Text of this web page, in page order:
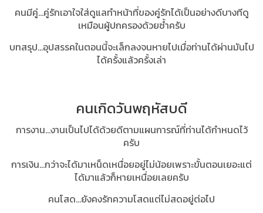
คนมีคู่...คู่รักเอาใจใส่ดูแลทำหน้าที่ของคู่รักได้เป็นอย่างดีบางทีดู
เหมือนผู้ปกครองด้วยซ้ำครับ
บทสรุป...อุปสรรคในตอนนี้จะเล็กลงจนหายไปเมื่อท่านได้ผ่านมันไป
ได้ครั้งแล้วครั้งเล่า
คนเกิดวันพฤหัสบดี
การงาน...งานเป็นไปได้ด้วยดีตามแผนการณ์ที่ท่านได้กำหนดไว้
ครับ
การเงิน...กว่าจะได้มาเหน็ดเหนื่อยอยู่ไม่น้อยเพราะขั้นตอนเยอะแต่
ได้มาแล้วก็หายเหนื่อยเลยครับ
คนโสด...ยังคงรักความโสดแต่ไม่สดอยู่ต่อไป